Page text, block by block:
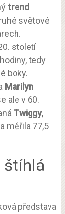
trend
světové
století
tedy
boky.
Marilyn
ale v 60.
Twiggy,
měřila 77,5
štíhlá
představa